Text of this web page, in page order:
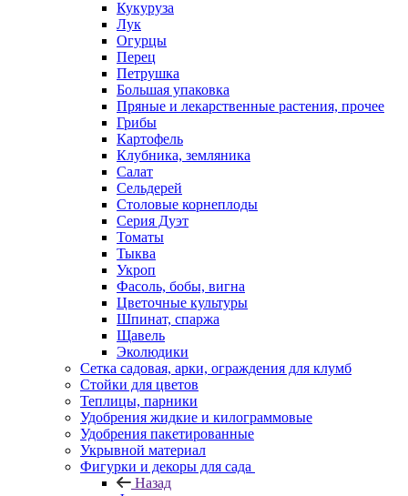
Кукуруза
Лук
Огурцы
Перец
Петрушка
Большая упаковка
Пряные и лекарственные растения, прочее
Грибы
Картофель
Клубника, земляника
Салат
Сельдерей
Столовые корнеплоды
Серия Дуэт
Томаты
Тыква
Укроп
Фасоль, бобы, вигна
Цветочные культуры
Шпинат, спаржа
Щавель
Эколюдики
Сетка садовая, арки, ограждения для клумб
Стойки для цветов
Теплицы, парники
Удобрения жидкие и килограммовые
Удобрения пакетированные
Укрывной материал
Фигурки и декоры для сада
Назад